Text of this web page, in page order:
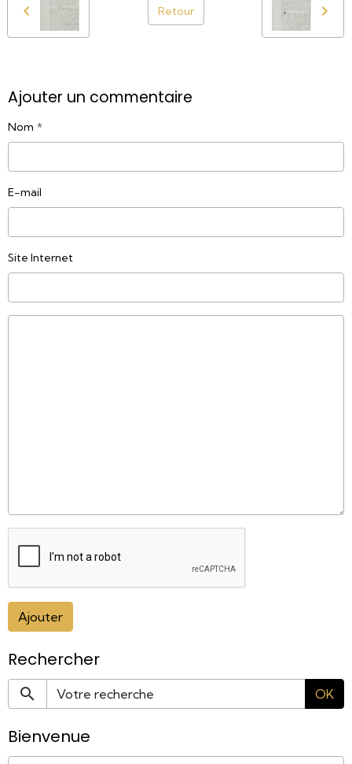
Retour
Ajouter un commentaire
Nom
E-mail
Site Internet
Ajouter
Rechercher
OK
Bienvenue